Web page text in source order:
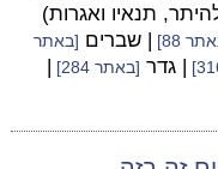
תנאיו ואגרות)
88] | שברים [באתר
| גדר [באתר 284]
|